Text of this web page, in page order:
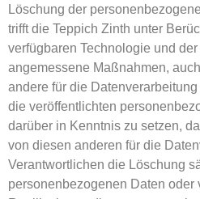
Löschung der
trifft die Teppich Zinth unter
verfügbaren Technologie und
angemessene Maßnahmen,
andere für die
die veröffentlichten
darüber in Kenntnis zu setzen,
von diesen anderen für die
Verantwortlichen die Löschung
personenbezogenen Daten oder